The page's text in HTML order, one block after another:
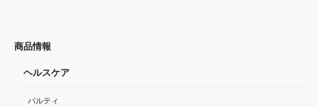
商品情報
ヘルスケア
パルティ